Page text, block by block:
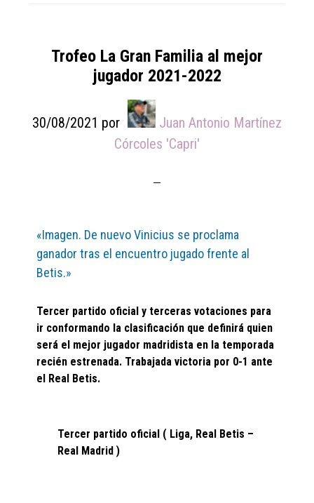
Trofeo La Gran Familia al mejor
jugador 2021-2022
30/08/2021 por
Juan Antonio Martínez
Córcoles 'Capri'
«Imagen. De nuevo Vinicius se proclama
ganador tras el encuentro jugado frente al
Betis.»
Tercer partido oficial y terceras votaciones para
ir conformando la clasificación que definirá quien
será el mejor jugador madridista en la temporada
recién estrenada. Trabajada victoria por 0-1 ante
el Real Betis.
Tercer partido oficial ( Liga, Real Betis –
Real Madrid )